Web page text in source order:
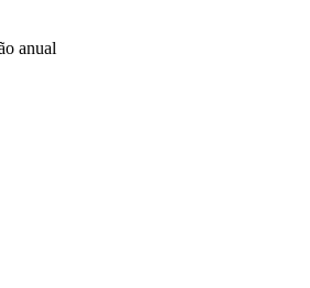
anual